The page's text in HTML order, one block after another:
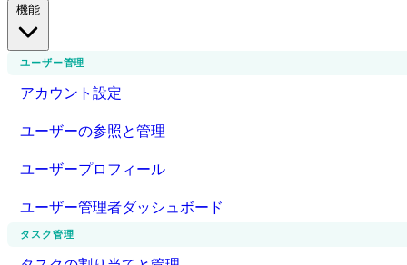
ユーザー管理
アカウント設定
ユーザーの参照と管理
ユーザープロフィール
ユーザー管理者ダッシュボード
タスク管理